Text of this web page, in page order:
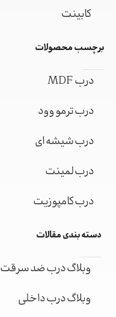
کابینت
برچسب محصولات
درب MDF
درب ترمو وود
درب شیشه ای
درب لمینت
درب کامپوزیت
دسته بندی مقالات
وبلاگ درب ضد سرقت
وبلاگ درب داخلی